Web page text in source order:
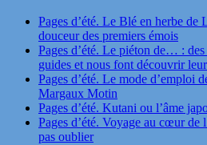
Pages d’été. Le Blé en herbe de
douceur des premiers émois
Pages d’été. Le piéton de… :
guides et nous font découvrir
Pages d’été. Le mode d’emploi
Margaux Motin
Pages d’été. Kutani ou l’âme
Pages d’été. Voyage au cœur
pas oublier